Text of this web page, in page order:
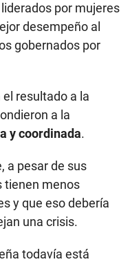
por mujeres
desempeño al
gobernados por
resultado a la
a la
y coordinada.
a pesar de sus
tienen menos
y que eso debería
una crisis.
todavía está